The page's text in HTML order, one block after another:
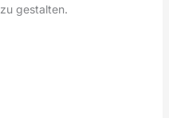
gestalten.